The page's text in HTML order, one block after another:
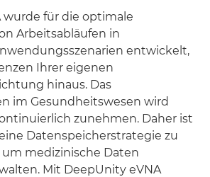
wurde für die optimale
Arbeitsabläufen in
entwickelt,
Ihrer eigenen
hinaus. Das
im Gesundheitswesen wird
zunehmen. Daher ist
Datenspeicherstrategie zu
medizinische Daten
Mit DeepUnity eVNA